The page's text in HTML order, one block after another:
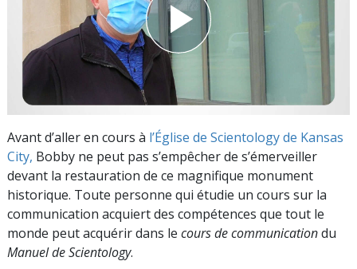
Avant d’aller en cours à l’Église de Scientology de Kansas
City, Bobby ne peut pas s’empêcher de s’émerveiller
devant la restauration de ce magnifique monument
historique. Toute personne qui étudie un cours sur la
communication acquiert des compétences que tout le
monde peut acquérir dans le cours de communicationdu
Manuel de Scientology.